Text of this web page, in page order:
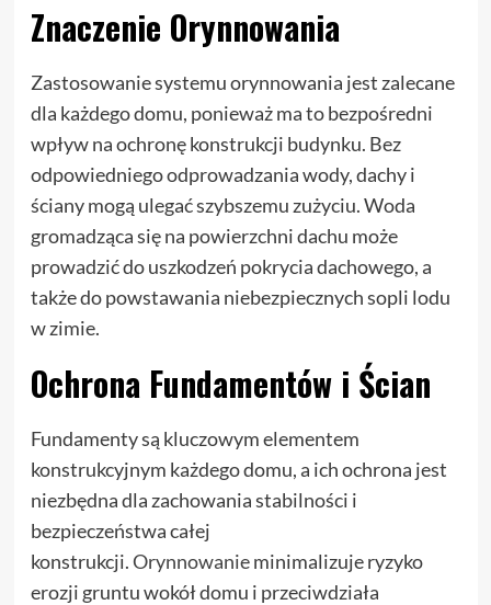
Znaczenie Orynnowania
Zastosowanie systemu orynnowania jest zalecane
dla każdego domu, ponieważ ma to bezpośredni
wpływ na ochronę konstrukcji budynku. Bez
odpowiedniego odprowadzania wody, dachy i
ściany mogą ulegać szybszemu zużyciu. Woda
gromadząca się na powierzchni dachu może
prowadzić do uszkodzeń pokrycia dachowego, a
także do powstawania niebezpiecznych sopli lodu
w zimie.
Ochrona Fundamentów i Ścian
Fundamenty są kluczowym elementem
konstrukcyjnym każdego domu, a ich ochrona jest
niezbędna dla zachowania stabilności i
bezpieczeństwa całej
konstrukcji.Orynnowanieminimalizuje ryzyko
erozji gruntu wokół domu i przeciwdziała